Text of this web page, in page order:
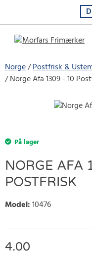
Norge Postfrisk &
Norge Afa 1309 - 10
På lager
NORGE AFA
POSTFRISK
Model:10476
4.00